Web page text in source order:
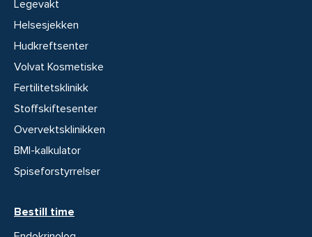
Legevakt
Helsesjekken
Hudkreftsenter
Volvat Kosmetiske
Fertilitetsklinikk
Stoffskiftesenter
Overvektsklinikken
BMI-kalkulator
Spiseforstyrrelser
Bestill time